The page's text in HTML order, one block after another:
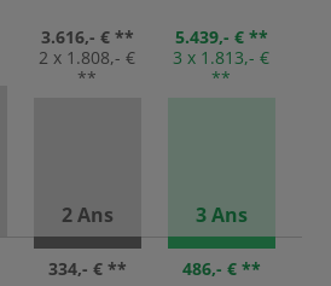
3.616,- € **
2 x 1.808,- €
**
2 Ans
334,- € **
5.439,- € **
3 x 1.813,- €
**
3 Ans
486,- € **